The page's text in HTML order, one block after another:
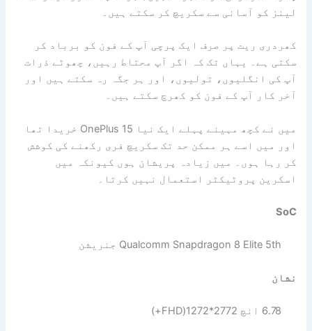
لینز کو آسانی سے سکریچ کر سکتے ہیں۔
کھردری ریت پر صرف ایک پرچی آپ کے فون کو برباد کر
سکتی ہے۔ یہاں تک کہ اگر آپ محتاط رہیں، چھوٹے ذرات
آپ کی انگلیوں، تولیوں، اور ہر جگہ رہ سکتے ہیں اور
آخر کار آپ کے فون کو کھرچ سکتے ہیں۔
میں نے کچھ مہینے پہلے ایک نیا OnePlus 15 خریدا تھا
اور میں اسے ہر ممکن حد تک سکریچ فری رکھنے کی کوشش
کر رہا ہوں۔ میں زیادہ پریشان ہوں کیونکہ میں
اسکرین پروٹیکٹر استعمال نہیں کرتا۔
SoC
Qualcomm Snapdragon 8 Elite 5th جنریشن
نشان
6.78 انچ 2772*1272(FHD+)